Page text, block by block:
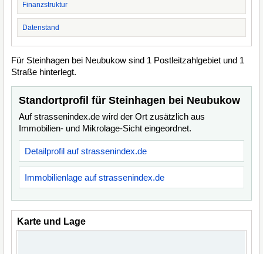
Finanzstruktur
Datenstand
Für Steinhagen bei Neubukow sind 1 Postleitzahlgebiet und 1
Straße hinterlegt.
Standortprofil für Steinhagen bei Neubukow
Auf strassenindex.de wird der Ort zusätzlich aus
Immobilien- und Mikrolage-Sicht eingeordnet.
Detailprofil auf strassenindex.de
Immobilienlage auf strassenindex.de
Karte und Lage